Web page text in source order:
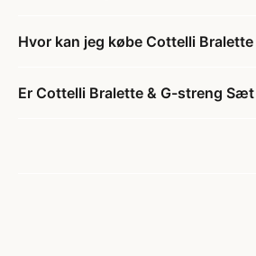
Hvor kan jeg købe Cottelli
Er Cottelli Bralette & G-streng